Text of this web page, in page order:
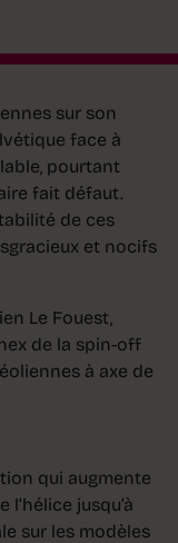
sur son
face à
pourtant
fait défaut.
de ces
et nocifs
Le Fouest,
de la spin-off
à axe de
qui augmente
l’hélice jusqu’à
sur les modèles